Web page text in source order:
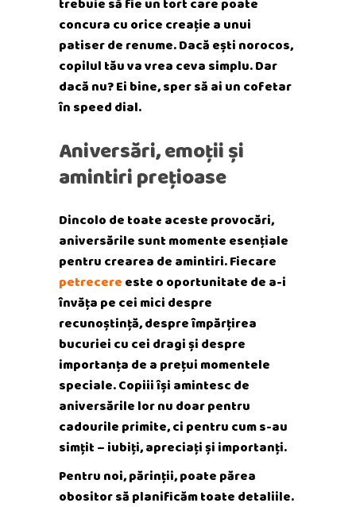
concura cu orice creație a unui
patiser de renume. Dacă ești norocos,
copilul tău va vrea ceva simplu. Dar
dacă nu? Ei bine, sper să ai un cofetar
în speed dial.
Aniversări, emoții și
amintiri prețioase
Dincolo de toate aceste provocări,
aniversările sunt momente esențiale
pentru crearea de amintiri. Fiecare
petrecere este o oportunitate de a-i
învăța pe cei mici despre
recunoștință, despre împărțirea
bucuriei cu cei dragi și despre
importanța de a prețui momentele
speciale. Copiii își amintesc de
aniversările lor nu doar pentru
cadourile primite, ci pentru cum s-au
simțit – iubiți, apreciați și importanți.
Pentru noi, părinții, poate părea
obositor să planificăm toate detaliile.